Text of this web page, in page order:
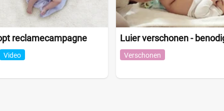
reclamecampagne
Video
Luier verschonen -
Verschonen